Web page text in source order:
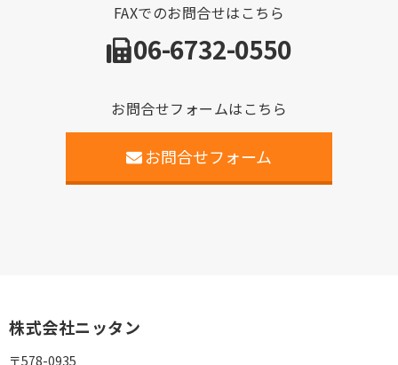
FAXでのお問合せはこちら
06-6732-0550
お問合せフォームはこちら
お問合せフォーム
株式会社ニッタン
〒578-0935